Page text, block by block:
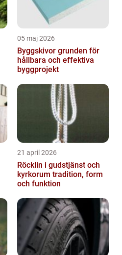
05 maj 2026
Byggskivor grunden för
hållbara och effektiva
byggprojekt
21 april 2026
Röcklin i gudstjänst och
kyrkorum tradition, form
och funktion